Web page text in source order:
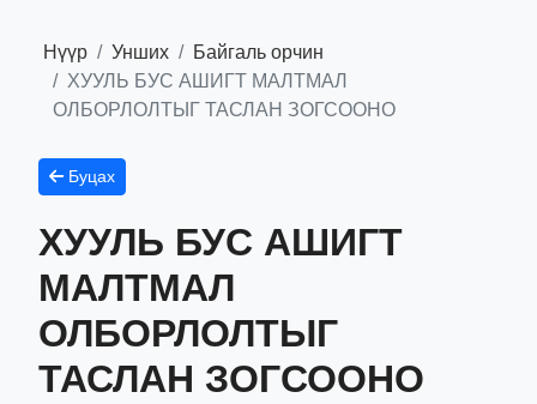
Нүүр Унших
Байгаль орчин
ХУУЛЬ БУС АШИГТ МАЛТМАЛ
ОЛБОРЛОЛТЫГ ТАСЛАН ЗОГСООНО
Буцах
ХУУЛЬ БУС АШИГТ
МАЛТМАЛ
ОЛБОРЛОЛТЫГ
ТАСЛАН ЗОГСООНО